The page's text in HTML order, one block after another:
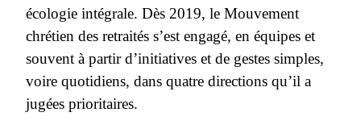
écologie intégrale. Dès 2019, le Mouvement
chrétien des retraités s’est engagé, en équipes et
souvent à partir d’initiatives et de gestes simples,
voire quotidiens, dans quatre directions qu’il a
jugées prioritaires.